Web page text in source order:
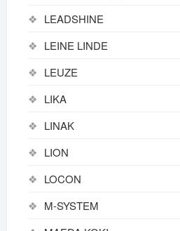
LEADSHINE
LEINE LINDE
LEUZE
LIKA
LINAK
LION
LOCON
M-SYSTEM